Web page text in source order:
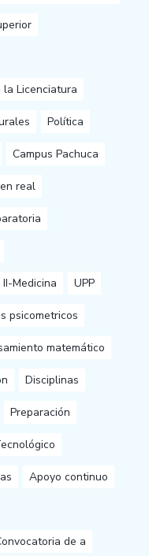
la Licenciatura
Política
Campus Pachuca
real
II-Medicina UPP
psicometricos
matemático
Disciplinas
Preparación
Apoyo continuo
de a